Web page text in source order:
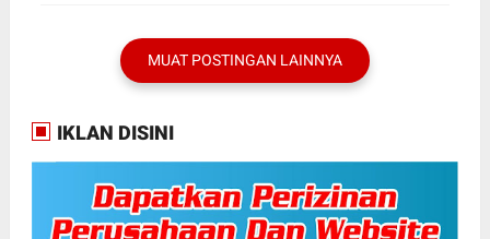
MUAT POSTINGAN LAINNYA
IKLAN DISINI